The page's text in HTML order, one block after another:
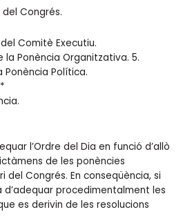
del Congrés.
Comitè Executiu.
Ponència Organitzativa. 5.
Política.
l’Ordre del Dia en funció d’allò
de les ponències
del Congrés. En conseqüència, si
d’adequar procedimentalment les
es derivin de les resolucions